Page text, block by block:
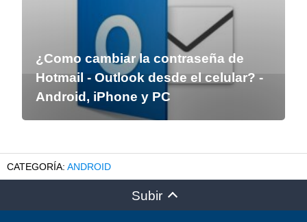
¿Como cambiar la contraseña de
Hotmail - Outlook desde el celular? -
Android, iPhone y PC
ANDROID
Subir